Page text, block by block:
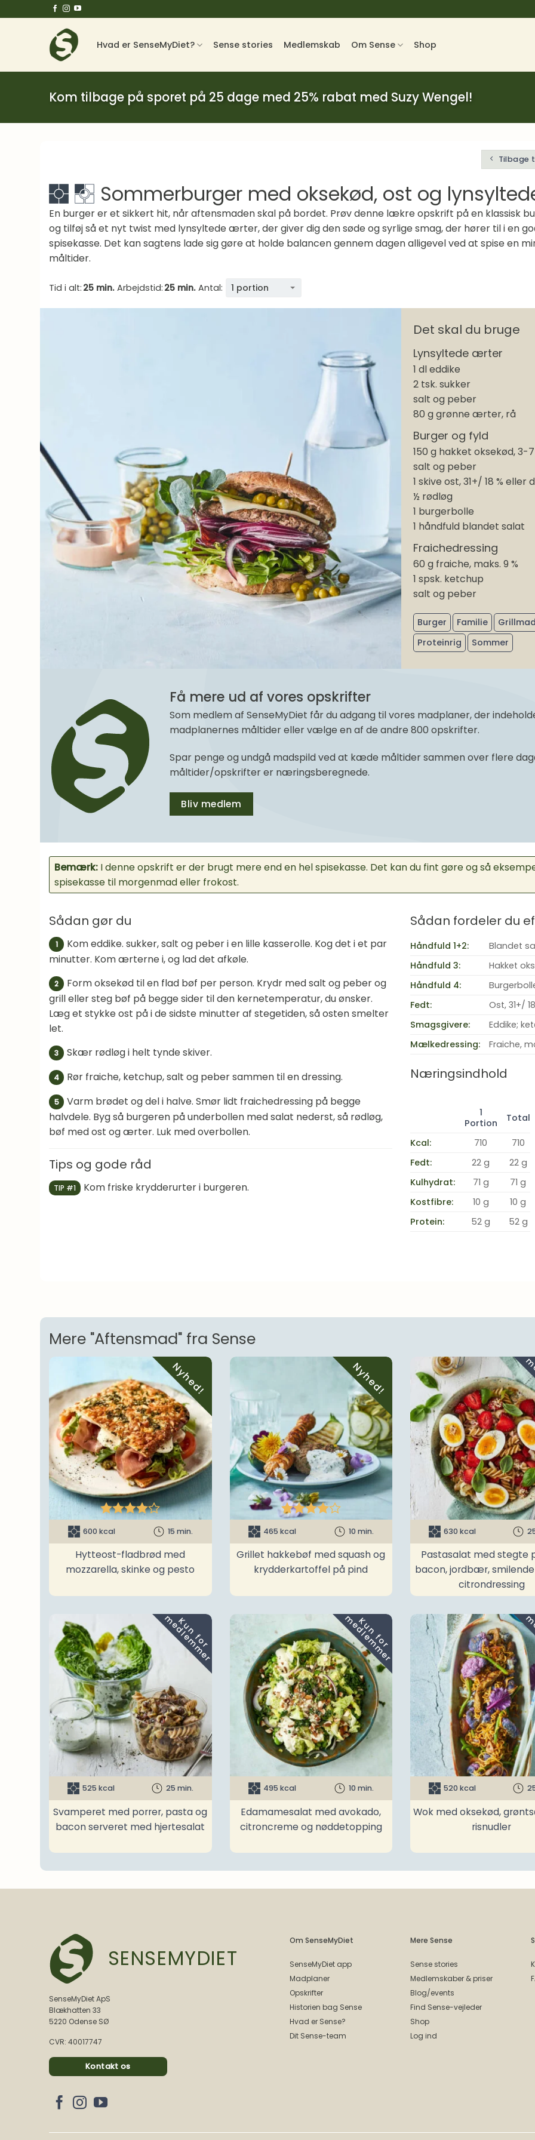
til
Hvad er SenseMyDiet? Sense stories Medlemskab Om Sense Shop
Kom tilbage på sporet på 25 dage med 25% rabat med Suzy Wengel!
Tilbage
Sommerburger med oksekød, ost og
En burger er et sikkert hit, når aftensmaden skal på bordet. Prøv denne lækre opskrift på en klassisk
og tilføj så et nyt twist med lynsyltede ærter, der giver dig den søde og syrlige smag, der hører til i en
spisekasse. Det kan sagtens lade sig gøre at holde balancen gennem dagen alligevel ved at spise en
måltider.
Tid i alt: 25 min. Arbejdstid: 25 min. Antal: 1 portion
Det skal du bruge
Lynsyltede ærter
1 dl eddike
2 tsk. sukker
salt og peber
80 g grønne ærter, rå
Burger og fyld
150 g hakket oksekød, 3-7
salt og peber
1 skive ost, 31+/ 18 % eller
½ rødløg
1 burgerbolle
1 håndfuld blandet salat
Fraichedressing
60 g fraiche, maks. 9 %
1 spsk. ketchup
salt og peber
Burger Familie Grillmad
Proteinrig
Sommer
Få mere ud af vores opskrifter
Som medlem af SenseMyDiet får du adgang til vores madplaner, der
madplanernes måltider eller vælge en af de andre 800 opskrifter.
Spar penge og undgå madspild ved at kæde måltider sammen over flere
måltider/opskrifter er næringsberegnede.
Bliv medlem
Bemærk: I denne opskrift er der brugt mere end en hel spisekasse. Det kan du fint gøre og så
spisekasse til morgenmad eller frokost.
Sådan gør du
1
Kom eddike. sukker, salt og peber i en lille kasserolle. Kog det i et par
minutter. Kom ærterne i, og lad det afkøle.
2
Form oksekød til en flad bøf per person. Krydr med salt og peber og
grill eller steg bøf på begge sider til den kernetemperatur, du ønsker.
Læg et stykke ost på i de sidste minutter af stegetiden, så osten smelter
let.
3 Skær rødløg i helt tynde skiver.
4 Rør fraiche, ketchup, salt og peber sammen til en dressing.
5
Varm brødet og del i halve. Smør lidt fraichedressing på begge
halvdele. Byg så burgeren på underbollen med salat nederst, så rødløg,
bøf med ost og ærter. Luk med overbollen.
Tips og gode råd
TIP #1 Kom friske krydderurter i burgeren.
Sådan fordeler du
Håndfuld 1+2:
Blandet
Håndfuld 3:
Hakket
Håndfuld 4:
Fedt:
Ost, 31+/
Smagsgivere:
Eddike;
Mælkedressing:
Fraiche,
Næringsindhold
1
Portion
Total
Kcal: 710
710
Fedt:
22 g
22 g
Kulhydrat:
71 g
71 g
Kostfibre:
10 g
10 g
Protein:
52 g 52 g
Mere "Aftensmad" fra Sense
Nyhed!

600 kcal 15 min.
Hytteost-fladbrød med
mozzarella, skinke og pesto
Nyhed!

465 kcal 10 min.
Grillet hakkebøf med squash og
krydderkartoffel på pind
630 kcal
Pastasalat med stegte
bacon, jordbær,
citrondressing
K
u
n
f
o
r
m
e
d
l
e
m
m
e
r
525 kcal 25 min.
Svamperet med porrer, pasta og
bacon serveret med hjertesalat
K
u
n
f
o
r
m
e
d
l
e
m
m
e
r
495 kcal 10 min.
Edamamesalat med avokado,
citroncreme og nøddetopping
520 kcal
Wok med oksekød,
risnudler
SENSEMYDIET
SenseMyDiet ApS
Blækhatten 33
5220 Odense SØ
CVR: 40017747
Kontakt os
Om SenseMyDiet
SenseMyDiet app
Madplaner
Opskrifter
Historien bag Sense
Hvad er Sense?
Dit Sense-team
Mere Sense
Sense stories
Medlemskaber & priser
Blog/events
Find Sense-vejleder
Shop
Log ind